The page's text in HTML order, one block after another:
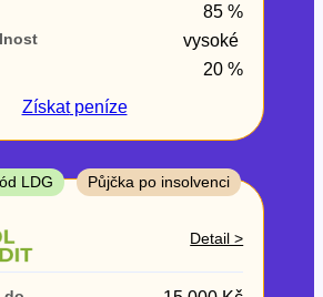
85 %
vysoké
20 %
Získatpeníze
LDG Půjčka po insolvenci
Detail >